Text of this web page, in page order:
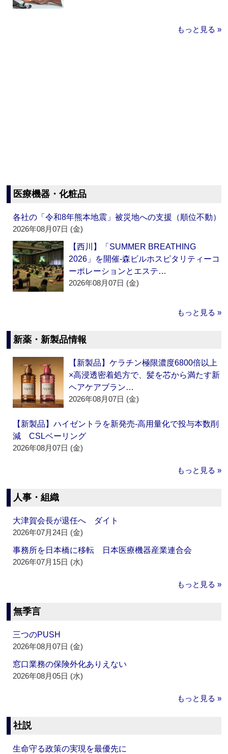
もっと見る »
医療機器・化粧品
各社の「令和8年熊本地震」被災地への支援（順位不動）
2026年08月07日 (金)
【西川】「SUMMER BREATHING
2026」を開催‐森ビルホスピタリティーコ
ーポレーションとエステ…
2026年08月07日 (金)
もっと見る »
新薬・新製品情報
【新製品】ケラチン極限濃度6800倍以上
×高浸透密着処方で、髪を芯から満たす新
ヘアケアブラン…
2026年08月07日 (金)
【新製品】ハイゼントラを新発売‐高用量化で投与本数削
減 CSLベーリング
2026年08月07日 (金)
もっと見る »
人事・組織
大津賀会長が退任へ ダイト
2026年07月24日 (金)
事務所を日本橋に移転 日本医療機器産業連合会
2026年07月15日 (水)
もっと見る »
無季言
三つのPUSH
2026年08月07日 (金)
窓口業務の保険外化ありえない
2026年08月05日 (水)
もっと見る »
社説
生命守る政策の実現を最優先に